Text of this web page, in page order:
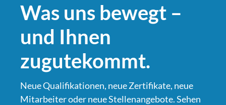
Was uns bewegt –
und Ihnen
zugutekommt.
Neue Qualifikationen, neue Zertifikate, neue
Mitarbeiter oder neue Stellenangebote. Sehen